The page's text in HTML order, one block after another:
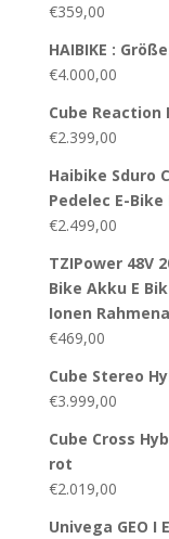
€359,00
HAIBIKE :
€4.000,00
Cube Reaction
€2.399,00
Haibike Sduro
Pedelec E-
€2.499,00
TZIPower 48V
Bike Akku E
Ionen
€469,00
Cube Stereo
€3.999,00
Cube Cross
rot
€2.019,00
Univega GEO I